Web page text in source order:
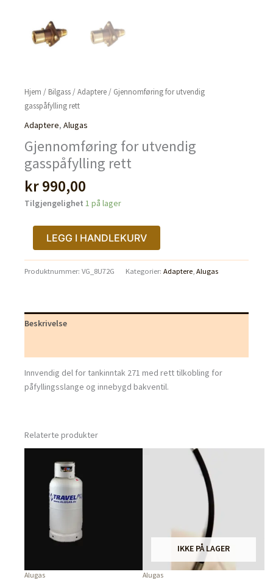
Hjem / Bilgass /Adaptere / Gjennomføring for utvendig
gasspåfylling rett
Adaptere, Alugas
Gjennomføring for utvendig
gasspåfylling rett
kr990,00
Tilgjengelighet 1 på lager
utvendig
gasspåfylling
LEGG I HANDLEKURV
Produktnummer: VG_8U72G Kategorier: Adaptere Alugas
Beskrivelse
Innvendig del for tankinntak 271 med rett tilkobling for
påfyllingsslange og innebygd bakventil.
Relaterte produkter
Alugas
IKKE PÅ LAGER
Alugas